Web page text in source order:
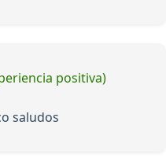
positiva)
saludos